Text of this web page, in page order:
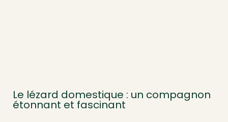
Le lézard domestique : un compagnon
étonnant et fascinant